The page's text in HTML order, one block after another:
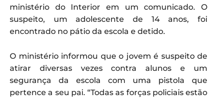
ministério do Interior em um comunicado. O
suspeito, um adolescente de 14 anos, foi
encontrado no pátio da escola e detido.
O ministério informou que o jovem é suspeito de
atirar diversas vezes contra alunos e um
segurança da escola com uma pistola que
pertence a seu pai. “Todas as forças policiais estão